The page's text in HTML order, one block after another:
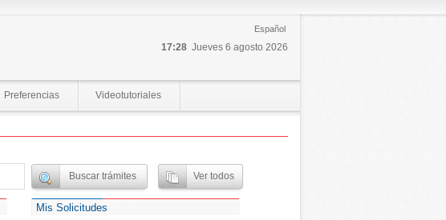
Español
17:28 Jueves 6 agosto 2026
Preferencias Videotutoriales
Mis Solicitudes